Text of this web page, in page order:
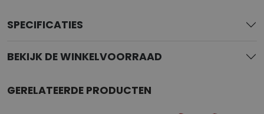
SPECIFICATIES
BEKIJK DE WINKELVOORRAAD
GERELATEERDE PRODUCTEN